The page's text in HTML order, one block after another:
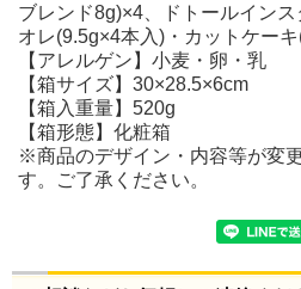
ブレンド8g)×4、ドトールイン
オレ(9.5g×4本入)・カットケー
【アレルゲン】小麦・卵・乳
【箱サイズ】30×28.5×6cm
【箱入重量】520g
【箱形態】化粧箱
※商品のデザイン・内容等が変
す。ご了承ください。